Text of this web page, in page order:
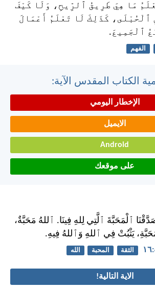
مَا هِيَ طَرِيقُ ٱلرِّيحِ، وَلَا كَيْفَ
ٱلْحُبْلَى، كَذَلِكَ لَا تَعْلَمُ أَعْمَالَ
ٱلْجَمِيعَ.
الفهم
الكتاب المقدس الآية:
الإخطار اليومي
الايميل
Android
على موقعك
ٱلْمَحَبَّةَ ٱلَّتِي لِلهِ فِينَا. ٱللهُ مَحَبَّةٌ،
يَثْبُتْ فِي ٱللهِ وَٱللهُ فِيهِ.
الثقة المحبة الله
الاية التالية!